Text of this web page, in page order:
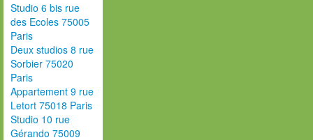
Studio 6 bis rue
des Ecoles 75005
Paris
Deux studios 8 rue
Sorbier 75020
Paris
Appartement 9 rue
Letort 75018 Paris
Studio 10 rue
Gérando 75009